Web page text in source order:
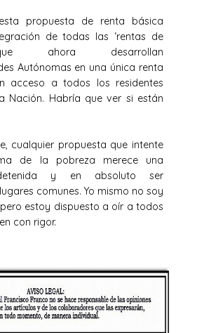
propuesta de renta básica
de todas las ‘rentas de
ahora desarrollan
Autónomas en una única renta
acceso a todos los residentes
Nación. Habría que ver si están
cualquier propuesta que intente
de la pobreza merece una
detenida y en absoluto ser
comunes. Yo mismo no soy
estoy dispuesto a oír a todos
con rigor.